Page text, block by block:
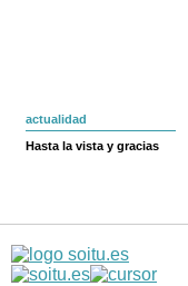
actualidad
Hasta la vista y gracias